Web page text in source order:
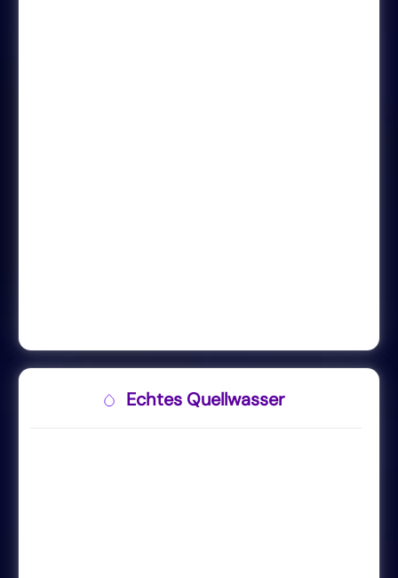
Echtes Quellwasser